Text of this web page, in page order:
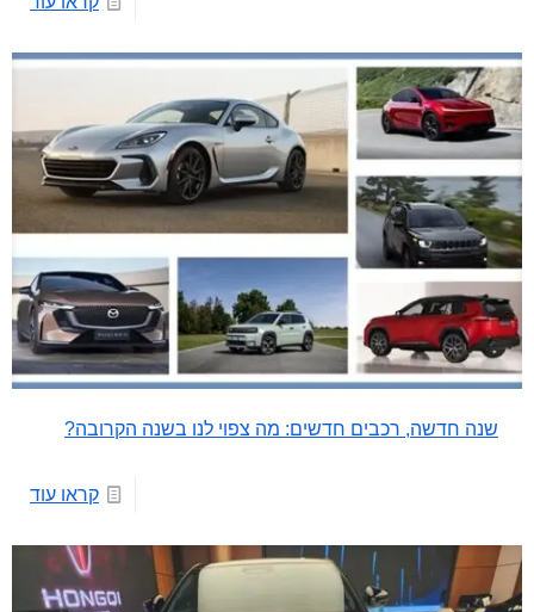
שנה חדשה, רכבים חדשים: מה צפוי לנו בשנה הקרובה?
קראו עוד